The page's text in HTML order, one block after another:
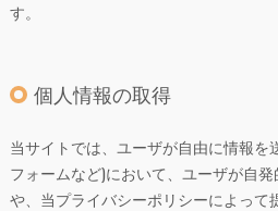
す。
個人情報の取得
当サイトでは、ユーザが自由に情報を
フォームなど)において、ユーザが自
や、当プライバシーポリシーによって